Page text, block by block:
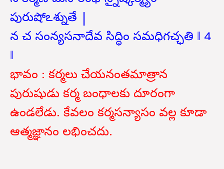
పురుషోఽశ్నుతే |
న చ సంన్యసనాదేవ సిద్ధిం సమధిగచ్ఛతి ‖ 4
‖
భావం : కర్మలు చేయనంతమాత్రాన
పురుషుడు కర్మ బంధాలకు దూరంగా
ఉండలేడు. కేవలం కర్మసన్యాసం వల్ల కూడా
ఆత్మజ్ఞానం లభించదు.